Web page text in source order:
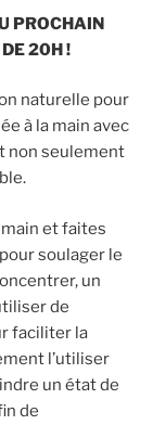
PROCHAIN
20H !
naturelle pour
à la main avec
non seulement
et faites
soulager le
un
de
faciliter la
l’utiliser
un état de
de